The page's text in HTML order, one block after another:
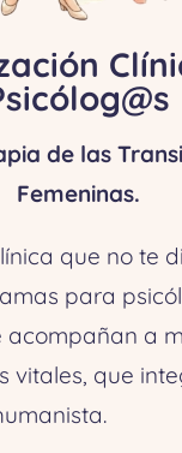
de las
Femeninas.
que no te
para
acompañan a
vitales, que